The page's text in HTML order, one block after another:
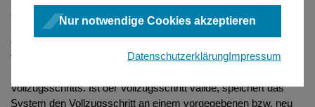
Nur notwendige Cookies akzeptieren
DatenschutzerklärungImpressum
Fachlicher Auslöser: Ein Vollzugsschritt soll oder kann nicht auf
elektronischem Weg übermittelt und stattdessen postalisch
versandt werden.
Vollzugsschritts. Ist der Vollzugsschritt valide, speichert das
System den Vollzugsschritt an einem vorgegebenen bzw. neu